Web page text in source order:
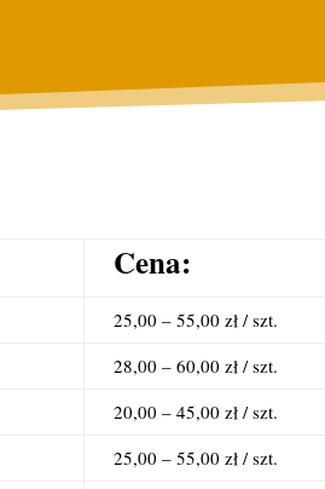
Cena:
25,00 – 55,00 zł / szt.
28,00 – 60,00 zł / szt.
20,00 – 45,00 zł / szt.
25,00 – 55,00 zł / szt.